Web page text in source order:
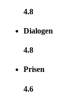
4.8
Dialogen
4.8
Prisen
4.6